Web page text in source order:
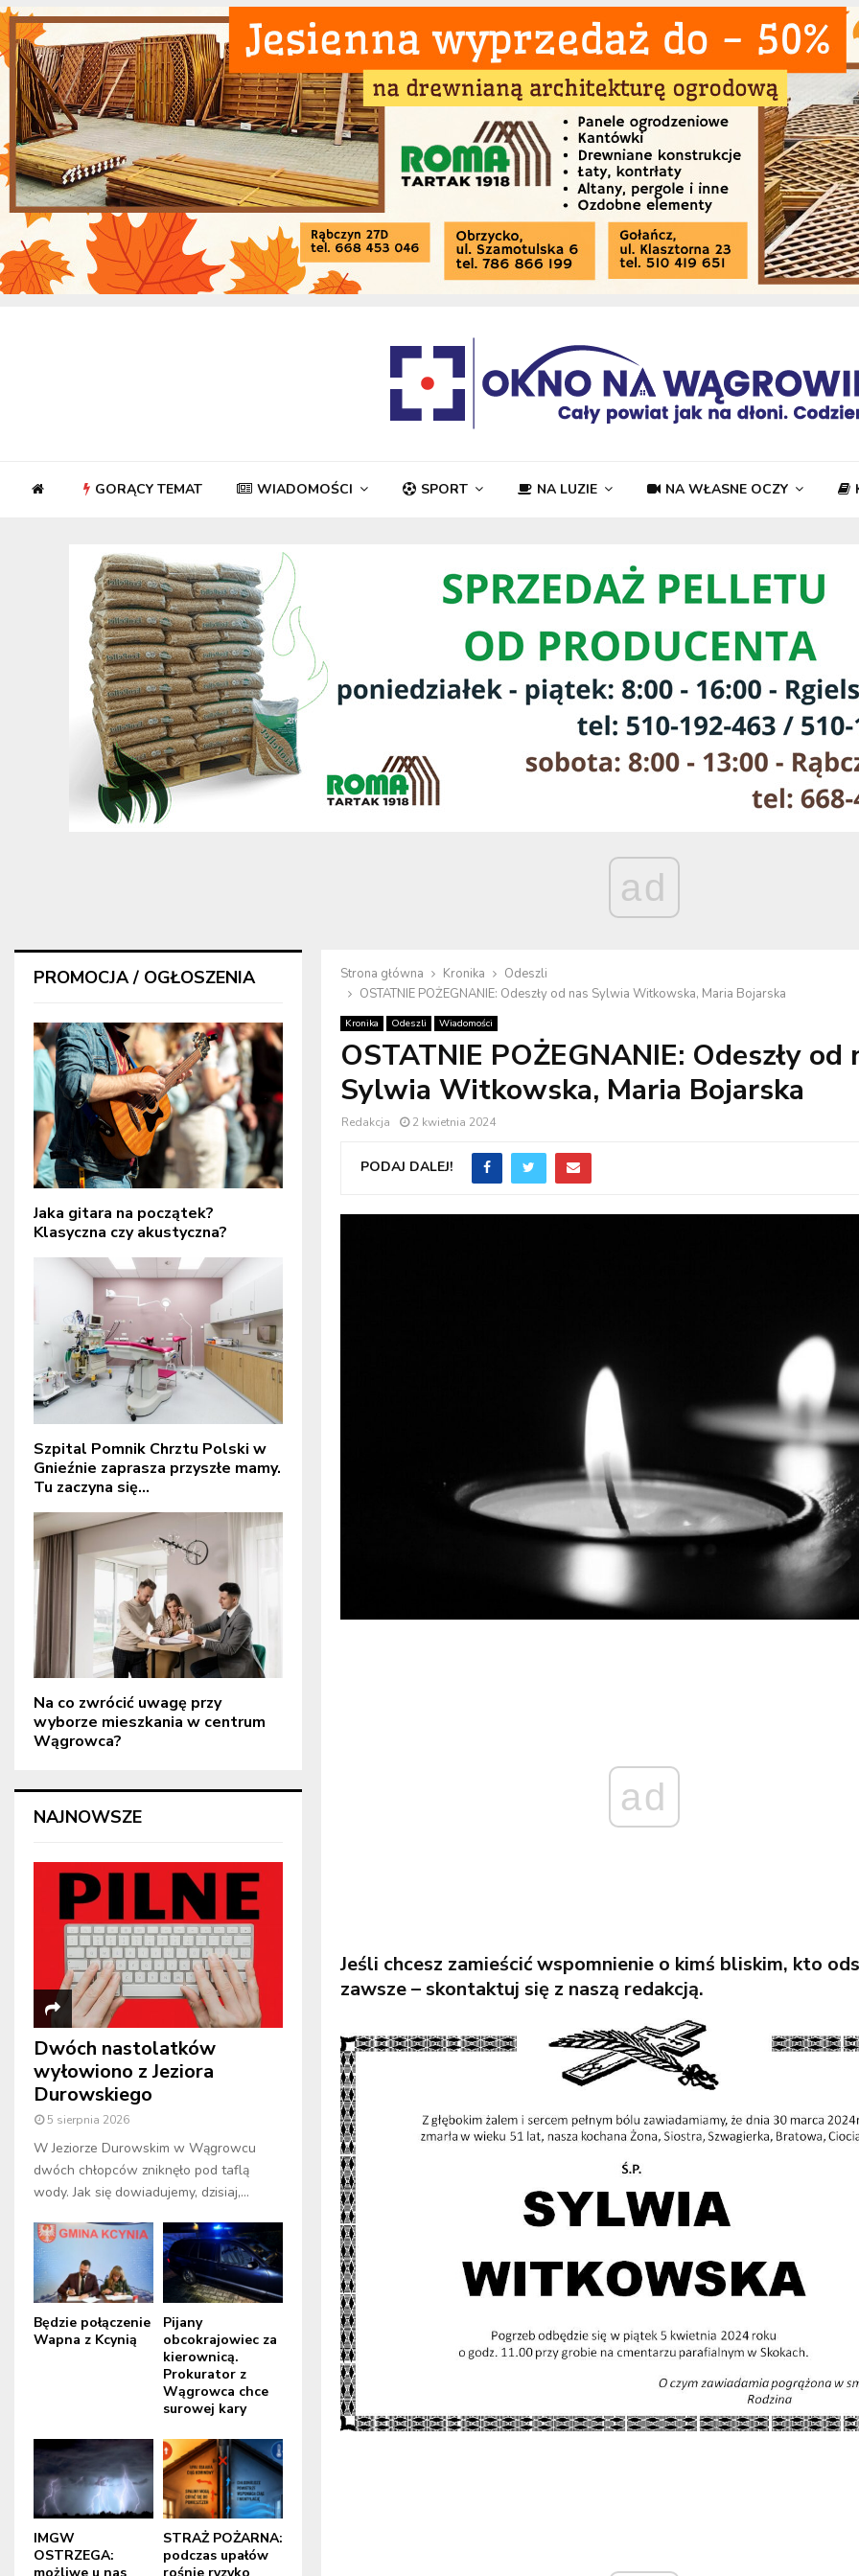
GORĄCY TEMAT WIADOMOŚCI SPORT NA LUZIE NA WŁASNE OCZY
ad
Strona główna Kronika
Odeszli
OSTATNIE POŻEGNANIE: Odeszły od nas Sylwia Witkowska, Maria Bojarska
Kronika Odeszli Wiadomości
OSTATNIE POŻEGNANIE: Odeszły od
Sylwia Witkowska, Maria Bojarska
Redakcja 2 kwietnia 2024
PODAJ DALEJ!
ad
Jeśli chcesz zamieścić wspomnienie o kimś bliskim, kto
zawsze – skontaktuj się z naszą redakcją.
PROMOCJA / OGŁOSZENIA
Jaka gitara na początek?
Klasyczna czy akustyczna?
Szpital Pomnik Chrztu Polski w
Gnieźnie zaprasza przyszłe mamy.
Tu zaczyna się...
Na co zwrócić uwagę przy
wyborze mieszkania w centrum
Wągrowca?
NAJNOWSZE
Dwóch nastolatków
wyłowiono z Jeziora
Durowskiego
5 sierpnia 2026
W Jeziorze Durowskim w Wągrowcu
dwóch chłopców zniknęło pod taflą
wody. Jak się dowiadujemy, dzisiaj,...
Będzie połączenie
Wapna z Kcynią
Pijany
obcokrajowiec za
kierownicą.
Prokurator z
Wągrowca chce
surowej kary
IMGW
OSTRZEGA:
STRAŻ POŻARNA:
podczas upałów